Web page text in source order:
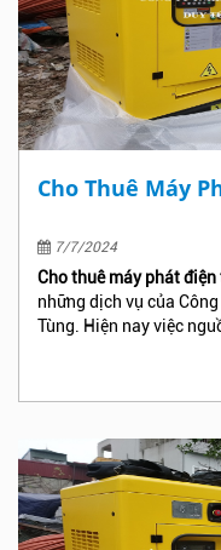
Cho Thuê Máy
7/7/2024
Cho thuê máy phát
những dịch vụ của
Tùng. Hiện nay việc
làm ảnh hưởng đến
trình, Khách sạn hay
Tùng để nhận được